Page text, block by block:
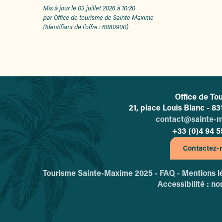
Mis à jour le 03 juillet 2026 à 10:20
par Office de tourisme de Sainte Maxime
(Identifiant de l'offre :6880900)
Office de
21, place Louis Blanc -
contact@sainte-
+33 (0)4 94
Contactez-
Tourisme Sainte-Maxime 2025 - FAQ - Mentions
Accessibilité :